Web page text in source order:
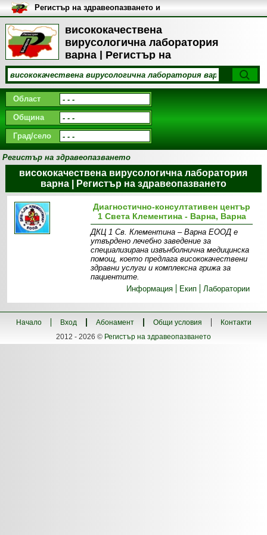
висококачествена
вирусологична лаборатория
варна | Регистър на
здравеопазването
Регистър на здравеопазването и
медицинските заведения в
България
Област
Община
Град/село
Регистър на здравеопазването
висококачествена вирусологична лаборатория
варна | Регистър на здравеопазването
Диагностично-консултативен център
1 Света Клементина - Варна, Варна
ДКЦ 1 Св. Клементина – Варна ЕООД е
утвърдено лечебно заведение за
специализирана извънболнична медицинска
помощ, което предлага висококачествени
здравни услуги и комплексна грижа за
пациентите.
Информация
Екип Лаборатории
Начало Вход Абонамент Общи условия
Контакти
2012 - 2026 © Регистър на здравеопазването